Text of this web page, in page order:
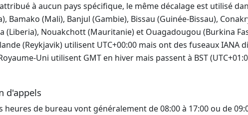
à aucun pays spécifique, le même décalage est utilisé
Bamako (Mali), Banjul (Gambie), Bissau (Guinée-Bissau),
(Liberia), Nouakchott (Mauritanie) et Ouagadougou (Burkina
(Reykjavik) utilisent UTC+00:00 mais ont des fuseaux IANA
Uni utilisent GMT en hiver mais passent à BST
d'appels
de bureau vont généralement de 08:00 à 17:00 ou de